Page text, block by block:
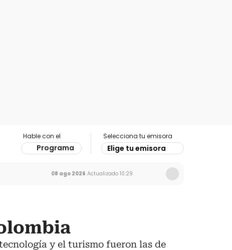
Hable con el
Programa
Selecciona tu emisora
Elige tu emisora
08 ago 2026 Actualizado 10:29
y el turismo fueron las de